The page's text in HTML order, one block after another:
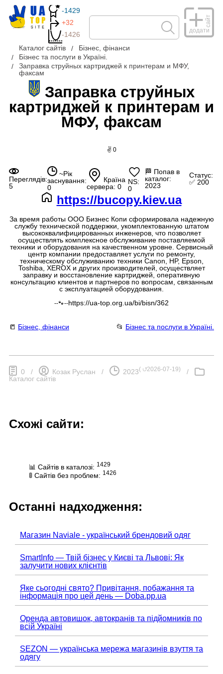
-1429
+32
-1426
додати
сайт
Каталог сайтів
Бізнес, фінанси
Бізнес та послуги в Україні.
Заправка струйных картриджей к принтерам и МФУ,
факсам
Заправка струйных
картриджей к принтерам и
МФУ, факсам
✌ 0
Переглядів:
5
~Рік
заснування:
0
Країна
сервера: 0
NS:
0
🏁 Попав в
каталог:
2023
Статус:
✅ 200
https://bucopy.kiev.ua
За время работы ООО Бизнес Копи сформировала надежную
службу технической поддержки, укомплектованную штатом
высококвалифицированных инженеров, что позволяет
осуществлять комплексное обслуживание поставляемой
техники и оборудования на качественном уровне. Сервисный
центр компании предоставляет услуги по ремонту,
техническому обслуживанию техники Canon, HP, Epson,
Toshiba, XEROX и других производителей, осуществляет
заправку и восстановление картриджей, оперативную
консультацию клиентов и партнеров по вопросам, связанным
с эксплуатацией оборудования.
--🐾--https://ua-top.org.ua/bi/bisn/362
📒 Бізнес, фінанси 📂 Бізнес та послуги в Україні.
0 / Козак Руслан / 2023( ⮍2026-07-19)
/
Каталог сайтів
Схожі сайти:
📊 Сайтів в каталозі: 1429
🚦 Сайтів без проблем: 1426
Останні надходження:
Магазин Naviale - український брендовий одяг
SmartInfo — Твій бізнес у Києві та Львові: Як
залучити нових клієнтів
Яке сьогодні свято? Привітання, побажання та
інформація про цей день — Doba.pp.ua
Оренда автовишок, автокранів та підйомників по
всій Україні
SEZON — українська мережа магазинів взуття та
одягу